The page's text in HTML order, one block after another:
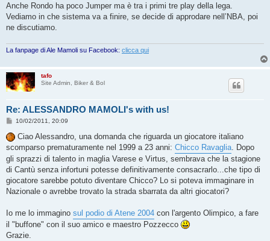
Anche Rondo ha poco Jumper ma è tra i primi tre play della lega.
Vediamo in che sistema va a finire, se decide di approdare nell’NBA, poi
ne discutiamo.
La fanpage di Ale Mamoli su Facebook: clicca qui
tafo
Site Admin, Biker & Bol
Re: ALESSANDRO MAMOLI's with us!
M
s
s
a
g
g
o
10/02/2011, 20:09
Ciao Alessandro, una domanda che riguarda un giocatore italiano
scomparso prematuramente nel 1999 a 23 anni: Chicco Ravaglia. Dopo
gli sprazzi di talento in maglia Varese e Virtus, sembrava che la stagione
di Cantù senza infortuni potesse definitivamente consacrarlo...che tipo di
giocatore sarebbe potuto diventare Chicco? Lo si poteva immaginare in
Nazionale o avrebbe trovato la strada sbarrata da altri giocatori?
Io me lo immagino sul podio di Atene 2004 con l'argento Olimpico, a fare
il "buffone" con il suo amico e maestro Pozzecco
Grazie.